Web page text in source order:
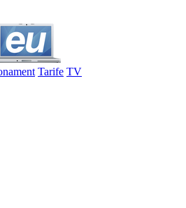
Tarife TV